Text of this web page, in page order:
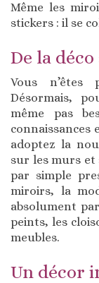
Même les
stickers : il se
De la
Vous n’êtes
Désormais,
même pas
connaissances
adoptez la
sur les murs et
par simple
miroirs, la
absolument
peints, les
meubles.
Un décor